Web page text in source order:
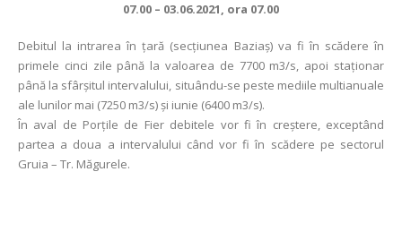
07.00 – 03.06.2021, ora 07.00
Debitul la intrarea în ţară (secţiunea Baziaş) va fi în scădere în
primele cinci zile până la valoarea de 7700 m3/s, apoi staționar
până la sfârșitul intervalului, situându-se peste mediile multianuale
ale lunilor mai (7250 m3/s) și iunie (6400 m3/s).
În aval de Porţile de Fier debitele vor fi în creștere, exceptând
partea a doua a intervalului când vor fi în scădere pe sectorul
Gruia – Tr. Măgurele.